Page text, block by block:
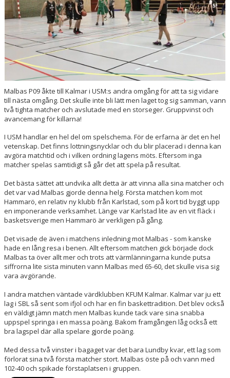
ENGAGERA DIG
KONTAKT
Malbas P09 åkte till Kalmar i USM:s andra omgång för att ta sig vidare
till nästa omgång. Det skulle inte bli lätt men laget tog sig samman, vann
två tighta matcher och avslutade med en storseger. Gruppvinst och
avancemang för killarna!
I USM handlar en hel del om spelschema. För de erfarna är det en hel
vetenskap. Det finns lottningsnycklar och du blir placerad i denna kan
avgöra matchtid och i vilken ordning lagens möts. Eftersom inga
matcher spelas samtidigt så går det att spela på resultat.
Det bästa sättet att undvika allt detta är att vinna alla sina matcher och
det var vad Malbas gjorde denna helg. Första matchen kom mot
Hammarö, en relativ ny klubb från Karlstad, som på kort tid byggt upp
en imponerande verksamhet. Länge var Karlstad lite av en vit fläck i
basketsverige men Hammarö är verkligen på gång.
Det visade de även i matchens inledning mot Malbas - som kanske
hade en lång resa i benen. Allt eftersom matchen gick började dock
Malbas ta över allt mer och trots att värmlänningarna kunde putsa
siffrorna lite sista minuten vann Malbas med 65-60, det skulle visa sig
vara avgörande.
I andra matchen väntade värdklubben KFUM Kalmar. Kalmar var ju ett
lag i SBL så sent som ifjol och har en fin baskettradition. Det blev också
en väldigt jämn match men Malbas kunde tack vare sina snabba
uppspel springa i en massa poäng. Bakom framgången låg också ett
bra lagspel där alla spelare gjorde poäng.
Med dessa två vinster i bagaget var det bara Lundby kvar, ett lag som
förlorat sina två första matcher stort. Malbas öste på och vann med
102-40 och spikade förstaplatsen i gruppen.